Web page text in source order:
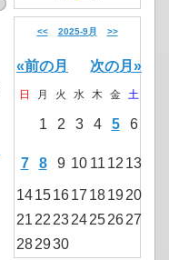
<< 2025-9月 >>
«前の月 次の月»
日 月 火 水 木 金 土
1 2 3 4 5 6
7 8 9 10 11 12 13
14151617 181920
21 22 2324252627
282930